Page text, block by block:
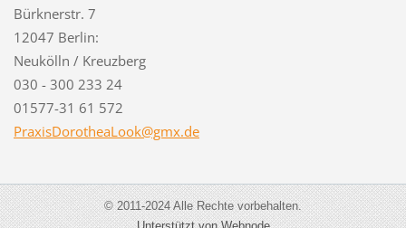
Bürknerstr. 7
12047 Berlin:
Neukölln / Kreuzberg
030 - 300 233 24
01577-31 61 572
PraxisDorotheaLook@gmx.de
© 2011-2024 Alle Rechte vorbehalten.